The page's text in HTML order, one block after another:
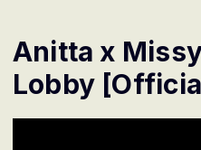
Anitta x
Lobby